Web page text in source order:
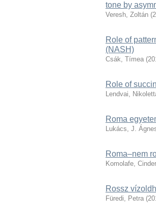
tone by
Veresh, Zoltán (
Role of
(NASH)
Csák, Tímea (
Role of
Lendvai,
Roma
Lukács, J.
Roma–nem
Komolafe,
Rossz
Füredi, Petra (